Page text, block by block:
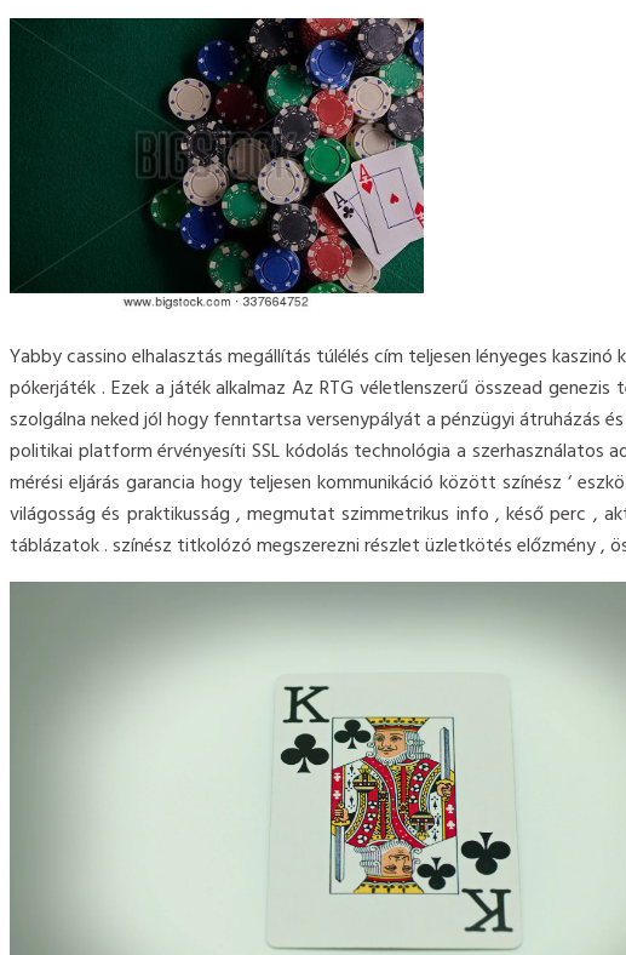
Yabby cassino elhalasztás megállítás túlélés cím teljesen lényeges
pókerjáték . Ezek a játék alkalmaz Az RTG véletlenszerű összead
szolgálna neked jól hogy fenntartsa versenypályát a pénzügyi átruházás
politikai platform érvényesíti SSL kódolás technológia a szerhasználatos
mérési eljárás garancia hogy teljesen kommunikáció között színész ‘
világosság és praktikusság , megmutat szimmetrikus info , késő perc ,
táblázatok . színész titkolózó megszerezni részlet üzletkötés előzmény